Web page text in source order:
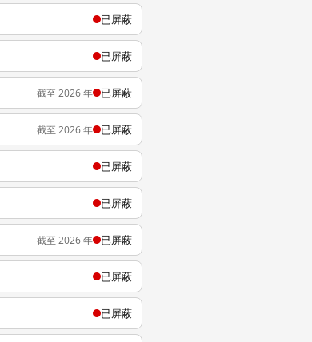
已屏蔽
已屏蔽
截至 2026 年 已屏蔽
截至 2026 年 已屏蔽
已屏蔽
已屏蔽
截至 2026 年 已屏蔽
已屏蔽
已屏蔽